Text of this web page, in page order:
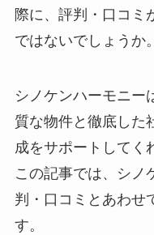
際に、評判・口コミ
ではないでしょうか。
シノケンハーモニー
質な物件と徹底した
成をサポートしてく
この記事では、シノ
判・口コミとあわせ
す。